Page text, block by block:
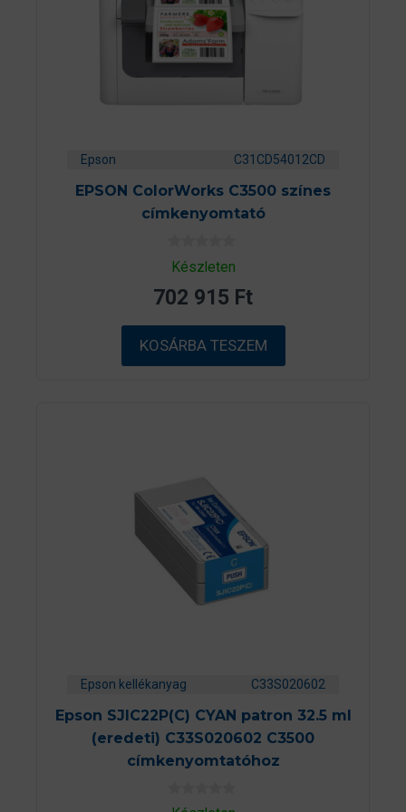
Epson C31CD54012CD
EPSON ColorWorks C3500 színes
címkenyomtató
0
a
5
b
ő
l
Készleten
702 915 Ft
KOSÁRBA TESZEM
Epson kellékanyag C33S020602
Epson SJIC22P(C) CYAN patron 32.5 ml
(eredeti) C33S020602 C3500
címkenyomtatóhoz
0